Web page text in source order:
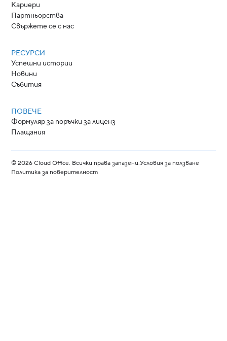
Кариери
Партньорства
Свържете се с нас
РЕСУРСИ
Успешни истории
Новини
Събития
ПОВЕЧЕ
Формуляр за поръчки за лиценз
Плащания
©2026 Cloud Office. Всички права запазени.Условия за ползване
Политика за поверителност